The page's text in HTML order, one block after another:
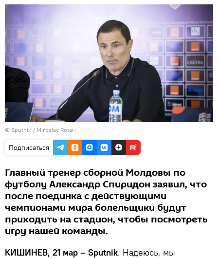
© Sputnik / Miroslav Rotari
Подписаться
Главный тренер сборной Молдовы по
футболу Александр Спиридон заявил, что
после поединка с действующими
чемпионами мира болельщики будут
приходить на стадион, чтобы посмотреть
игру нашей команды.
КИШИНЕВ, 21 мар – Sputnik. Надеюсь, мы